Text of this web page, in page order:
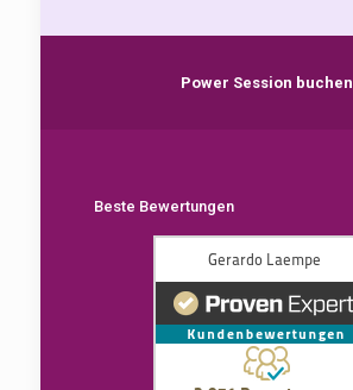
Power Session buchen
Beste Bewertungen